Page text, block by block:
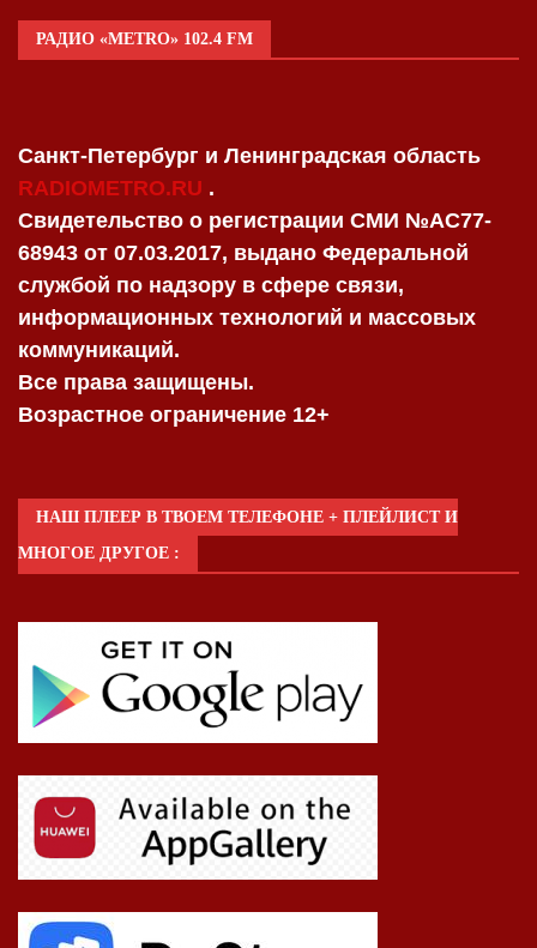
РАДИО «METRO» 102.4 FM
Санкт-Петербург и Ленинградская область
RADIOMETRO.RU .
Свидетельство о регистрации СМИ №AC77-
68943 от 07.03.2017, выдано Федеральной
службой по надзору в сфере связи,
информационных технологий и массовых
коммуникаций.
Все права защищены.
Возрастное ограничение 12+
НАШ ПЛЕЕР В ТВОЕМ ТЕЛЕФОНЕ + ПЛЕЙЛИСТ И
МНОГОЕ ДРУГОЕ :